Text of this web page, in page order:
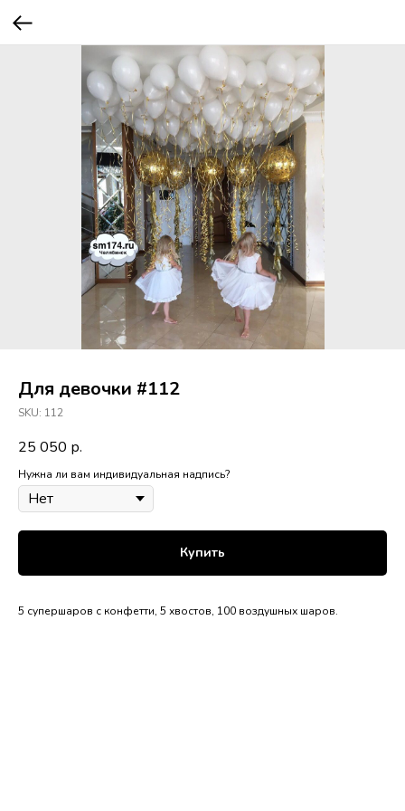
Для девочки #112
SKU: 112
25 050 р.
Нужна ли вам индивидуальная надпись?
Купить
5 супершаров с конфетти, 5 хвостов, 100 воздушных шаров.